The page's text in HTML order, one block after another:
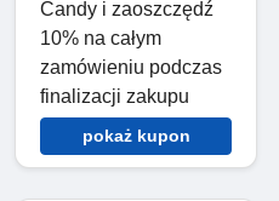
Candy i zaoszczędź
10% na całym
zamówieniu podczas
finalizacji zakupu
pokaż kupon